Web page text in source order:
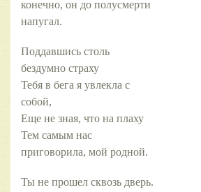
конечно, он до полусмерти
напугал.
Поддавшись столь
бездумно страху
Тебя в бега я увлекла с
собой,
Еще не зная, что на плаху
Тем самым нас
приговорила, мой родной.
Ты не прошел сквозь дверь.